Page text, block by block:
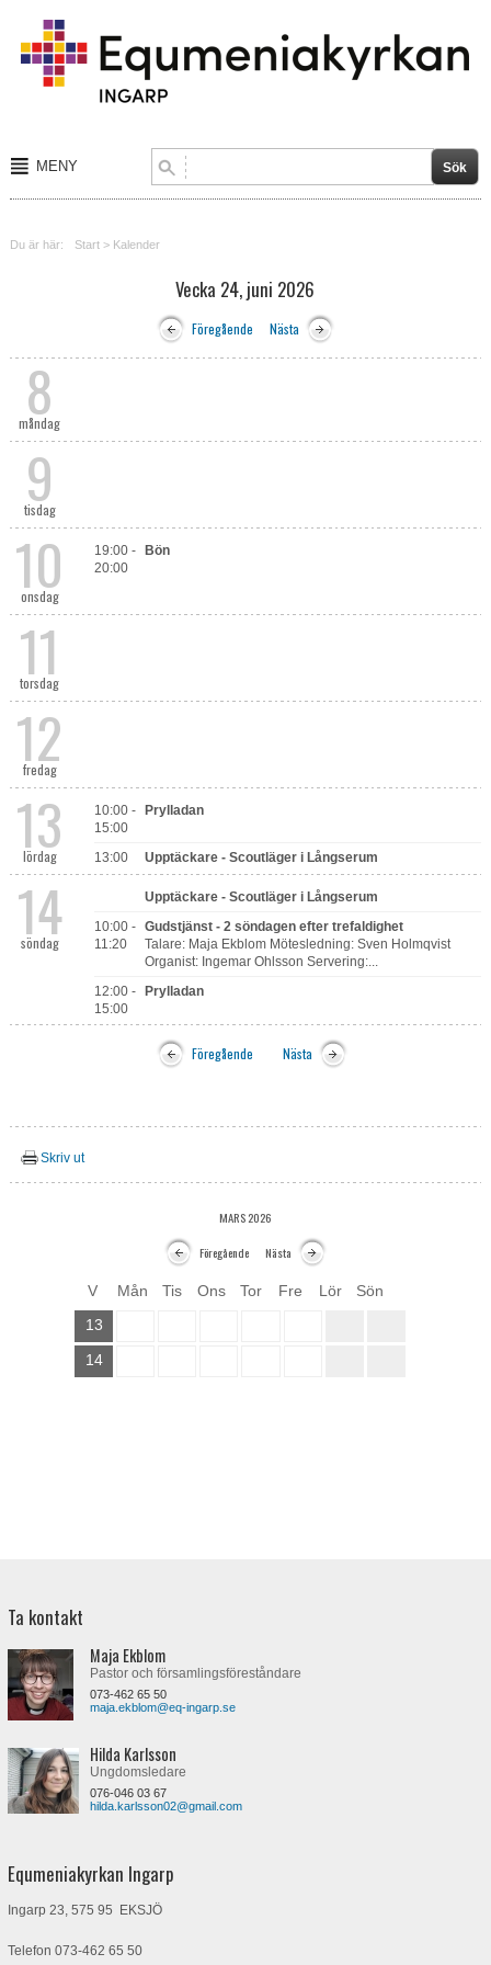
MENY
Sång och musik
Aktiviteter
Kalender
Blogg
Om oss
Kontakt
Du är här: Start> Kalender
Vecka 24, juni 2026
Föregående Nästa
8
måndag
9
tisdag
10
onsdag
19:00 -
20:00
Bön
11
torsdag
12
fredag
13
lördag
10:00 -
15:00
Prylladan
13:00 Upptäckare - Scoutläger i Långserum
14
söndag
Upptäckare - Scoutläger i Långserum
10:00 -
11:20
Gudstjänst - 2 söndagen efter trefaldighet
Talare: Maja Ekblom Mötesledning: Sven Holmqvist
Organist: Ingemar Ohlsson Servering:...
12:00 -
15:00
Prylladan
Föregående Nästa
Skriv ut
MARS 2026
Föregående
Nästa
V Mån Tis Ons Tor Fre Lör
Sön
13
14
Ta kontakt
Maja Ekblom
Pastor och församlingsföreståndare
073-462 65 50
maja.ekblom@eq-ingarp.se
Hilda Karlsson
Ungdomsledare
076-046 03 67
hilda.karlsson02@gmail.com
Equmeniakyrkan Ingarp
Ingarp 23, 575 95 EKSJÖ
Telefon 073-462 65 50